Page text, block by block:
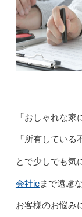
「おしゃれな家
「所有してい
とで少しでも気
会社ieまで遠慮
お客様のお悩み